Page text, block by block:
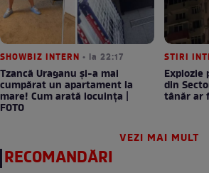
SHOWBIZ INTERN • la 22:17
Tzancă Uraganu și-a mai
cumpărat un apartament la
mare! Cum arată locuința |
FOTO
STIRI
Explozie
din
tânăr ar
VEZI MAI MULT
RECOMANDĂRI